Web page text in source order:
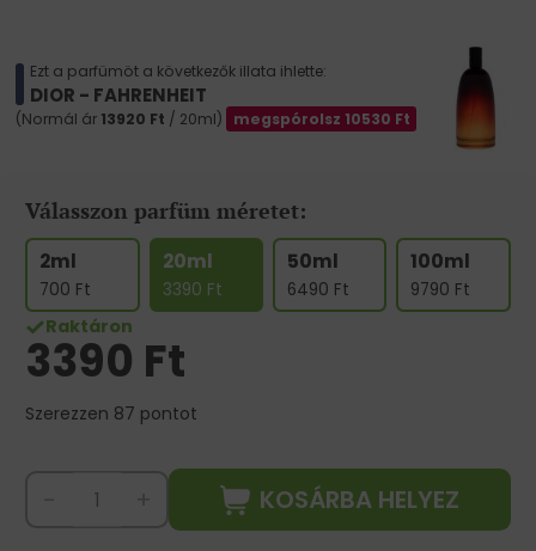
Ezt a parfümöt a következők illata ihlette:
DIOR - FAHRENHEIT
(Normál ár 13920 Ft / 20ml) megspórolsz 10530 Ft
Válasszon parfüm méretet:
2ml
700 Ft
20ml
3390 Ft
50ml
6490 Ft
100ml
9790 Ft
Raktáron
3390 Ft
Szerezzen 87 pontot
KOSÁRBA HELYEZ